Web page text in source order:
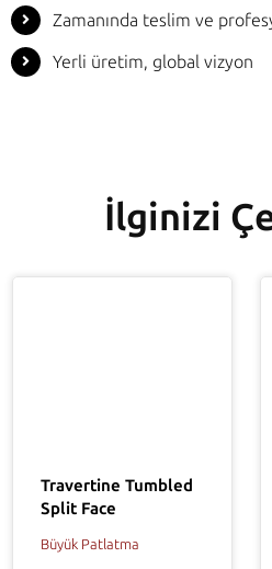
Zamanında teslim ve
Yerli üretim, global vizyon
İlginizi
Travertine Tumbled
Split Face
Büyük Patlatma